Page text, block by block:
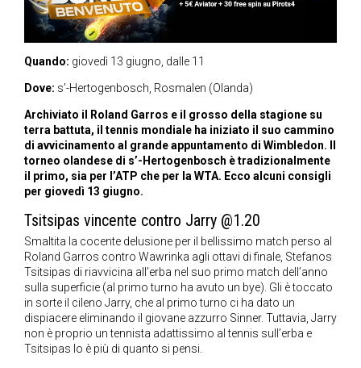
Quando: giovedì 13 giugno, dalle 11
Dove: s’-Hertogenbosch, Rosmalen (Olanda)
Archiviato il Roland Garros e il grosso della stagione su
terra battuta, il tennis mondiale ha iniziato il suo cammino
di avvicinamento al grande appuntamento di Wimbledon. Il
torneo olandese di s’-Hertogenbosch è tradizionalmente
il primo, sia per l’ATP che per la WTA. Ecco alcuni consigli
per giovedì 13 giugno.
Tsitsipas vincente contro Jarry @1.20
Smaltita la cocente delusione per il bellissimo match perso al
Roland Garros contro Wawrinka agli ottavi di finale, Stefanos
Tsitsipas di riavvicina all’erba nel suo primo match dell’anno
sulla superficie (al primo turno ha avuto un bye). Gli è toccato
in sorte il cileno Jarry, che al primo turno ci ha dato un
dispiacere eliminando il giovane azzurro Sinner. Tuttavia, Jarry
non è proprio un tennista adattissimo al tennis sull’erba e
Tsitsipas lo è più di quanto si pensi.